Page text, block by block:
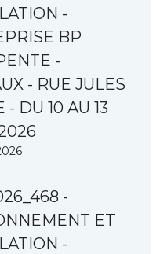
-
BP
-
- RUE JULES
- DU 10 AU 13
-
ET
-